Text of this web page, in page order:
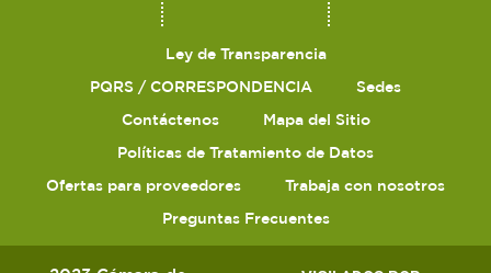
Ley de Transparencia
PQRS / CORRESPONDENCIA
Sedes
Contáctenos
Mapa del Sitio
Políticas de Tratamiento de Datos
Ofertas para proveedores
Trabaja con nosotros
Preguntas Frecuentes